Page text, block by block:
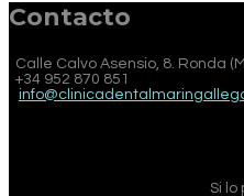
Contacto
Calle Calvo Asensio, 8. Ronda
+34 952 870 851
Si